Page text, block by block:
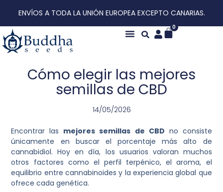
ENVÍOS A TODA LA UNIÓN EUROPEA EXCEPTO CANARIAS.
0
Cómo elegir las mejores
semillas de CBD
14/05/2026
Encontrar las mejores semillas de CBD no consiste
únicamente en buscar el porcentaje más alto de
cannabidiol. Hoy en día, los usuarios valoran muchos
otros factores como el perfil terpénico, el aroma, el
equilibrio entre cannabinoides y la experiencia global que
ofrece cada genética.